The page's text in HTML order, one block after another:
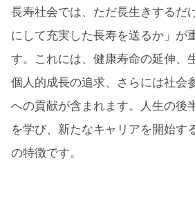
長寿社会では、ただ長生きするだ
にして充実した長寿を送るか」が
す。これには、健康寿命の延伸、
個人的成長の追求、さらには社会
への貢献が含まれます。人生の後
を学び、新たなキャリアを開始す
の特徴です。